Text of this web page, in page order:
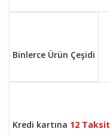
Binlerce Ürün Çeşidi
Kredi kartına 12 Taksit